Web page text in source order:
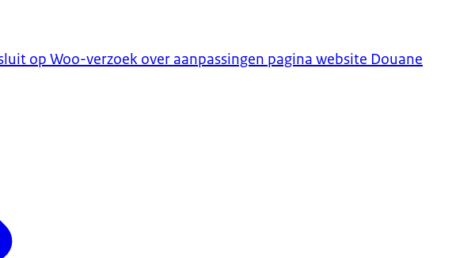
op Woo-verzoek over aanpassingen pagina website Douane